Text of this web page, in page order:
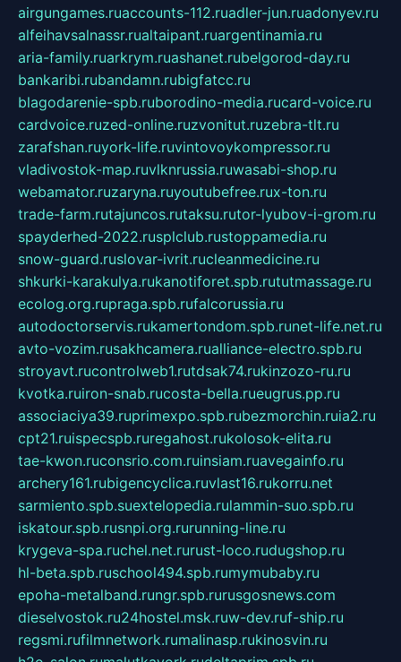
airgungames.ruaccounts-112.ruadler-jun.ruadonyev.ru
alfeihavsalnassr.rualtaipant.ruargentinamia.ru
aria-family.ruarkrym.ruashanet.rubelgorod-day.ru
bankaribi.rubandamn.rubigfatcc.ru
blagodarenie-spb.ruborodino-media.rucard-voice.ru
cardvoice.ruzed-online.ruzvonitut.ruzebra-tlt.ru
zarafshan.ruyork-life.ruvintovoykompressor.ru
vladivostok-map.ruvlknrussia.ruwasabi-shop.ru
webamator.ruzaryna.ruyoutubefree.rux-ton.ru
trade-farm.rutajuncos.rutaksu.rutor-lyubov-i-grom.ru
spayderhed-2022.rusplclub.rustoppamedia.ru
snow-guard.ruslovar-ivrit.rucleanmedicine.ru
shkurki-karakulya.rukanotiforet.spb.rututmassage.ru
ecolog.org.rupraga.spb.rufalcorussia.ru
autodoctorservis.rukamertondom.spb.runet-life.net.ru
avto-vozim.rusakhcamera.rualliance-electro.spb.ru
stroyavt.rucontrolweb1.rutdsak74.rukinzozo-ru.ru
kvotka.ruiron-snab.rucosta-bella.rueugrus.pp.ru
associaciya39.ruprimexpo.spb.rubezmorchin.ruia2.ru
cpt21.ruispecspb.ruregahost.rukolosok-elita.ru
tae-kwon.ruconsrio.com.ruinsiam.ruavegainfo.ru
archery161.rubigencyclica.ruvlast16.rukorru.net
sarmiento.spb.suextelopedia.rulammin-suo.spb.ru
iskatour.spb.rusnpi.org.rurunning-line.ru
krygeva-spa.ruchel.net.rurust-loco.rudugshop.ru
hl-beta.spb.ruschool494.spb.rumymubaby.ru
epoha-metalband.rungr.spb.rurusgosnews.com
dieselvostok.ru24hostel.msk.ruw-dev.ruf-ship.ru
regsmi.rufilmnetwork.rumalinasp.rukinosvin.ru